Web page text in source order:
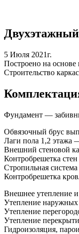
5 Июля 2021г.
Построено на основе
Строительство
Фундамент —
Обвязочный брус
Лаги пола 1,2 этажа
Внешний стеновой
Контробрешетка
Стропильная
Контробрешетка
Внешнее утепление
Утепление
Утепление
Утепление
Гидроизоляция,